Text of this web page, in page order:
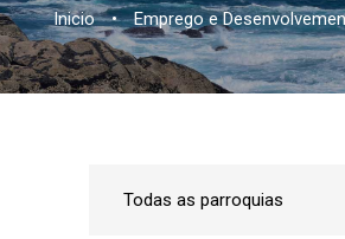
Inicio • Emprego e